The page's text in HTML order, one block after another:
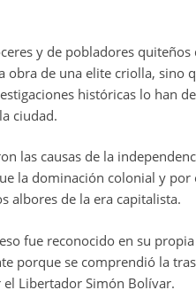
y de pobladores
obra de una elite criolla, sino
históricas lo han
ciudad.
las causas de la
la dominación colonial y
albores de la era capitalista.
fue reconocido en su
porque se comprendió la
Libertador Simón Bolívar.